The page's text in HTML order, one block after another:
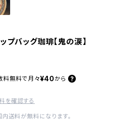
プバッグ珈琲【鬼の涙】
料無料で 月々¥40 から
を確認する
送料が無料になります。